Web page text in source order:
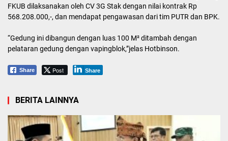
FKUB dilaksanakan oleh CV 3G Stak dengan nilai kontrak Rp
568.208.000,-, dan mendapat pengawasan dari tim PUTR dan BPK.
“Gedung ini dibangun dengan luas 100 M² ditambah dengan
pelataran gedung dengan vapingblok,”jelas Hotbinson.
Share Post Share
BERITA LAINNYA